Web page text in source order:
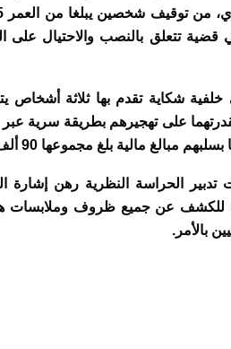
تتعلق بالنصب والاحتيال على
شكاية تقدم بها ثلاثة أشخاص
على تهجيرهم بطريقة سرية
مبالغ مالية بلغ مجموعها 90 ألف درهم.
تدبير الحراسة النظرية رهن
للكشف عن جميع ظروف وملابسات
بالأمر.